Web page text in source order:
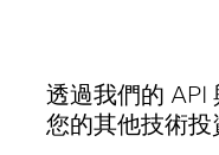
透過我們的 API
您的其他技術投